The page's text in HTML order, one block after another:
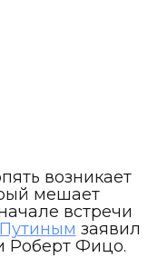
возникает
мешает
встречи
заявил
Роберт Фицо.